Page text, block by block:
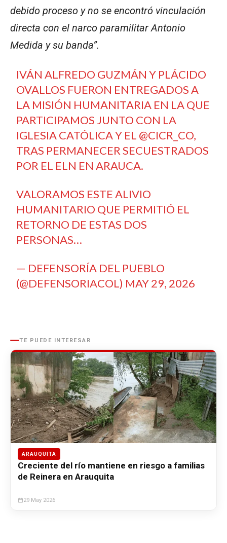
debido proceso y no se encontró vinculación
directa con el narco paramilitar Antonio
Medida y su banda”.
IVÁN ALFREDO GUZMÁN Y PLÁCIDO
OVALLOS FUERON ENTREGADOS A
LA MISIÓN HUMANITARIA EN LA QUE
PARTICIPAMOS JUNTO CON LA
IGLESIA CATÓLICA Y EL @CICR_CO,
TRAS PERMANECER SECUESTRADOS
POR EL ELN EN ARAUCA.
VALORAMOS ESTE ALIVIO
HUMANITARIO QUE PERMITIÓ EL
RETORNO DE ESTAS DOS
PERSONAS…
— DEFENSORÍA DEL PUEBLO
(@DEFENSORIACOL) MAY 29, 2026
TE PUEDE INTERESAR
ARAUQUITA
Creciente del río mantiene en riesgo a familias
de Reinera en Arauquita
29 May 2026